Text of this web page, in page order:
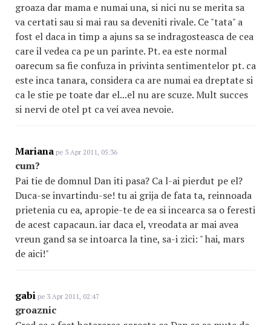
groaza dar mama e numai una, si nici nu se merita sa
va certati sau si mai rau sa deveniti rivale. Ce "tata" a
fost el daca in timp a ajuns sa se indragosteasca de cea
care il vedea ca pe un parinte. Pt. ea este normal
oarecum sa fie confuza in privinta sentimentelor pt. ca
este inca tanara, considera ca are numai ea dreptate si
ca le stie pe toate dar el...el nu are scuze. Mult succes
si nervi de otel pt ca vei avea nevoie.
Mariana pe 3 Apr 2011, 05:36
cum?
Pai tie de domnul Dan iti pasa? Ca l-ai pierdut pe el?
Duca-se invartindu-se! tu ai grija de fata ta, reinnoada
prietenia cu ea, apropie-te de ea si incearca sa o feresti
de acest capacaun. iar daca el, vreodata ar mai avea
vreun gand sa se intoarca la tine, sa-i zici: " hai, mars
de aici!"
gabi pe 3 Apr 2011, 02:47
groaznic